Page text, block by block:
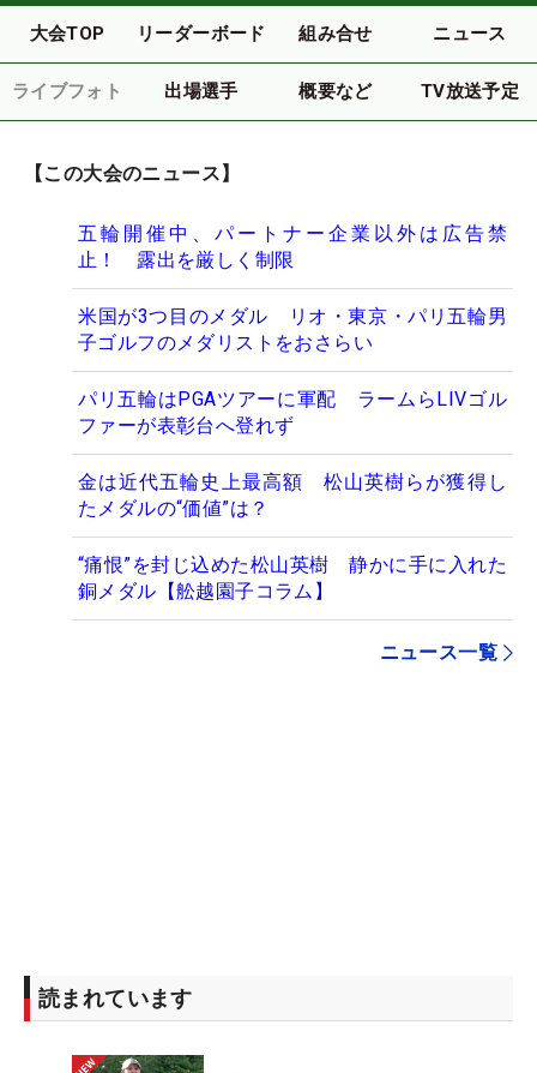
大会TOP リーダーボード 組み合せ ニュース
ライブフォト 出場選手 概要など TV放送予定
【この大会のニュース】
五輪開催中、パートナー企業以外は広告禁
止！ 露出を厳しく制限
米国が3つ目のメダル リオ・東京・パリ五輪男
子ゴルフのメダリストをおさらい
パリ五輪はPGAツアーに軍配 ラームらLIVゴル
ファーが表彰台へ登れず
金は近代五輪史上最高額 松山英樹らが獲得し
たメダルの“価値”は？
“痛恨”を封じ込めた松山英樹 静かに手に入れた
銅メダル【舩越園子コラム】
ニュース一覧
読まれています